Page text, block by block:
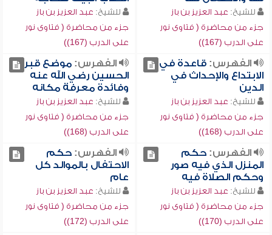
للشيخ: عبد العزيز بن باز
جزء من محاضرة ( فتاوى نور
على الدرب (167))
للشيخ: عبد العزيز بن باز
جزء من محاضرة ( فتاوى نور
على الدرب (167))
الفهرس:قاعدة في
الابتداع والإحداث في
الدين
للشيخ: عبد العزيز بن باز
جزء من محاضرة ( فتاوى نور
على الدرب (168))
الفهرس:موضع قبر
الحسين رضي الله عنه
وفائدة معرفة مكانه
للشيخ: عبد العزيز بن باز
جزء من محاضرة ( فتاوى نور
على الدرب (168))
الفهرس:حكم
المنزل الذي فيه صور
وحكم الصلاة فيه
للشيخ: عبد العزيز بن باز
جزء من محاضرة ( فتاوى نور
على الدرب (170))
الفهرس:حكم
الاحتفال بالموالد كل
عام
للشيخ: عبد العزيز بن باز
جزء من محاضرة ( فتاوى نور
على الدرب (172))